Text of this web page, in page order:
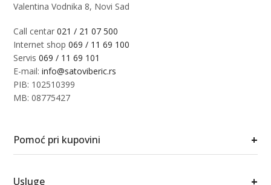
Valentina Vodnika 8, Novi Sad
Call centar021 / 21 07 500
Internet shop069 / 11 69 100
Servis069 / 11 69 101
E-mail:info@satoviberic.rs
PIB: 102510399
MB: 08775427
Pomoć pri kupovini +
Usluge +